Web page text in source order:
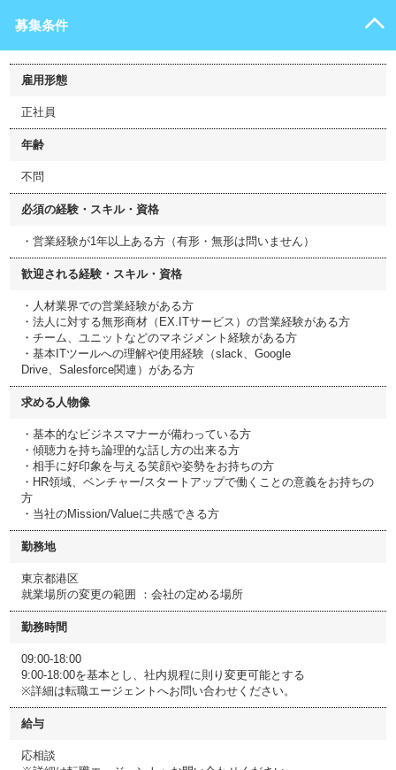
募集条件
雇用形態
正社員
年齢
不問
必須の経験・スキル・資格
・営業経験が1年以上ある方（有形・無形は問いません）
歓迎される経験・スキル・資格
・人材業界での営業経験がある方
・法人に対する無形商材（EX.ITサービス）の営業経験がある方
・チーム、ユニットなどのマネジメント経験がある方
・基本ITツールへの理解や使用経験（slack、Google
Drive、Salesforce関連）がある方
求める人物像
・基本的なビジネスマナーが備わっている方
・傾聴力を持ち論理的な話し方の出来る方
・相手に好印象を与える笑顔や姿勢をお持ちの方
・HR領域、ベンチャー/スタートアップで働くことの意義をお持ちの
方
・当社のMission/Valueに共感できる方
勤務地
東京都港区
就業場所の変更の範囲 ：会社の定める場所
勤務時間
09:00-18:00
9:00-18:00を基本とし、社内規程に則り変更可能とする
※詳細は転職エージェントへお問い合わせください。
給与
応相談